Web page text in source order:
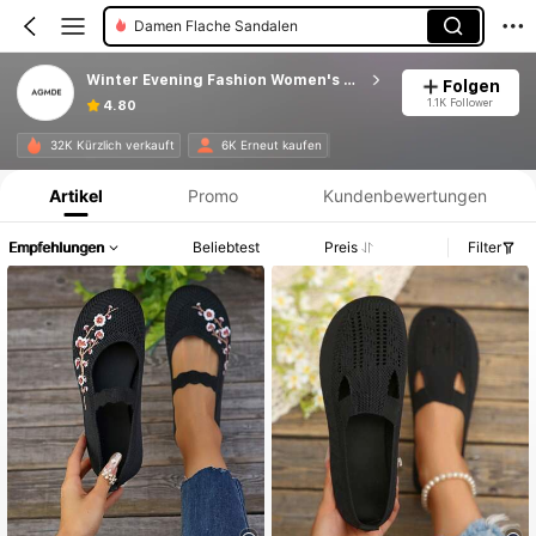
Damen Flache Schuhe
Winter Evening Fashion Women's Shoes
4.80
Folgen
1.1K Follower
32K Kürzlich verkauft 6K Erneut kaufen
Produktinformation: Preisangabe, Verkaufs- und Lagerbestandsdetails.
Artikel Promo Kundenbewertungen
Empfehlungen Beliebtest Preis Filter